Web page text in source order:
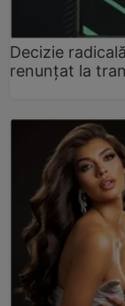
Decizie
renunțat la